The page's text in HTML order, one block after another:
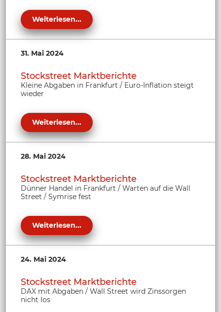
Weiterlesen...
31. Mai 2024
Stockstreet Marktberichte
Kleine Abgaben in Frankfurt / Euro-Inflation steigt
wieder
Weiterlesen...
28. Mai 2024
Stockstreet Marktberichte
Dünner Handel in Frankfurt / Warten auf die Wall
Street / Symrise fest
Weiterlesen...
24. Mai 2024
Stockstreet Marktberichte
DAX mit Abgaben / Wall Street wird Zinssorgen
nicht los